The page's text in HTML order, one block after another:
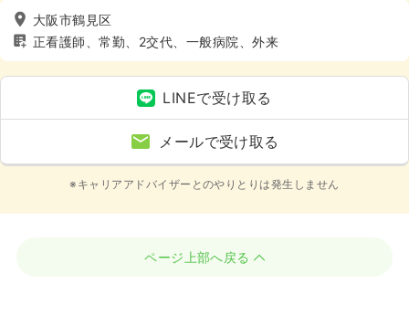
大阪市鶴見区
正看護師、常勤、2交代、一般病院、外来
LINEで受け取る
メールで受け取る
※キャリアアドバイザーとのやりとりは発生しません
ページ上部へ戻る